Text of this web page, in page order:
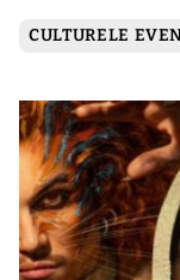
CULTURELE